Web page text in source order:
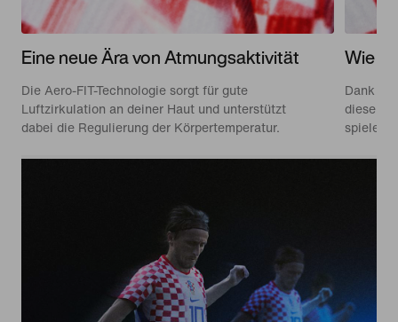
Eine neue Ära von Atmungsaktivität
Die Aero-FIT-Technologie sorgt für gute
Luftzirkulation an deiner Haut und unterstützt
dabei die Regulierung der Körpertemperatur.
Wie
Dank
spielen.